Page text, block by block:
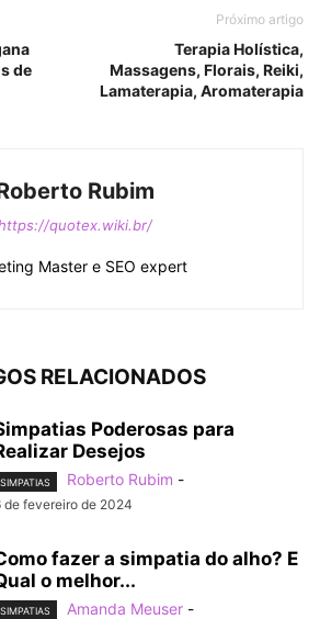
de
Próximo artigo
Terapia Holística,
Massagens, Florais, Reiki,
Lamaterapia, Aromaterapia
Rubim
quotex.wiki.br/
Master e SEO expert
RELACIONADOS
Poderosas para
Desejos
SIMPATIAS Roberto Rubim -
de fevereiro de 2024
fazer a simpatia do alho? E
o melhor...
SIMPATIAS Amanda Meuser -